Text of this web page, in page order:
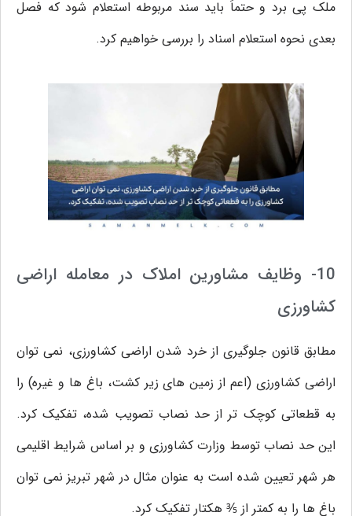
ملک پی برد و حتماً باید سند مربوطه استعلام شود که فصل
بعدی نحوه استعلام اسناد را بررسی خواهیم کرد.
10- وظایف مشاورین املاک در معامله اراضی
کشاورزی
مطابق قانون جلوگیری از خرد شدن اراضی کشاورزی، نمی توان
اراضی کشاورزی (اعم از زمین های زیر کشت، باغ ها و غیره) را
به قطعاتی کوچک تر از حد نصاب تصویب شده، تفکیک کرد.
این حد نصاب توسط وزارت کشاورزی و بر اساس شرایط اقلیمی
هر شهر تعیین شده است به عنوان مثال در شهر تبریز نمی توان
باغ ها را به کمتر از ⅗ هکتار تفکیک کرد.